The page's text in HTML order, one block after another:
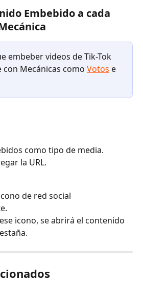
Embebido a cada
embeber videos de Tik-Tok
Mecánicas como Votos e
como tipo de media.
la URL.
de red social
icono, se abrirá el contenido